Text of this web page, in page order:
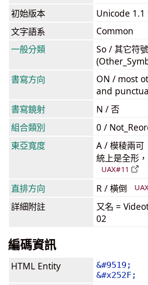
初始版本
Unicode 1.1
文字語系
Common
一般分類
So / 其它符號
書寫方向
ON / most
and
書寫鏡射
N / 否
組合類別
0 /
東亞寬度
A / 模稜兩可
統上是全形，
UAX#11
直排方向 R / 橫倒
詳細附註
又名 =
02
編碼資訊
HTML Entity
&#9519;
&#x252F;